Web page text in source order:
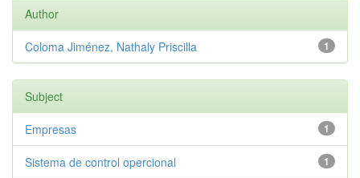
Author
1
Coloma Jiménez, Nathaly Priscilla
Subject
1
Empresas
1
Sistema de control opercional